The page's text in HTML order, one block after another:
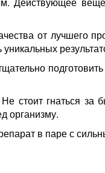
от лучшего
стоит гнаться
организму.
в паре с